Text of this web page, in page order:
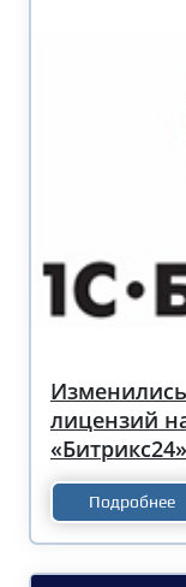
лицензий
«Битрикс24»
Подробнее